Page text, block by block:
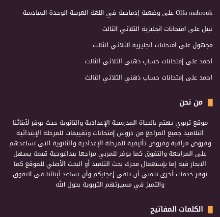
Olfa mahroukعلى وضعية إدماجية في اللغة العربية الوحدة السادسة
نبيلعلى امتحانات انجليزية الثلاثي الثالث
مجهولعلى امتحانات انجليزية الثلاثي الثالث
احمدعلى إمتحانات حساب ذهني الثلاثي الثالث
احمدعلى إمتحانات حساب ذهني الثلاثي الثالث
من نحن
موقع تربوي يهتم بالحياة المدرسية الإعدادية والثانوية حيث يوفر لأبنائنا
التلاميذ جميع المراجع من دروس إمتحانات وتقييمات للمرحلة الإبتدائية
وفروض مراقبة وفروض تأليفية للمرحلة الإعدادية والثانوية التي تساعدهم
على المراجعة والتفوق كما يوفر للمربي مراجعا بيداغوجية قيمة يسهل
الابحار فيه إما بإستعمال محرك بحث التلميذ أو البحث الأصلي للموقع كما
نوفر خدمات أخرى نتمنى أن تلقى إعجابكم وأن تساعد أبنائنا في التفوق
والتميز في مسيرتهم التربوية بحول الله
الكلمات المفاتيح